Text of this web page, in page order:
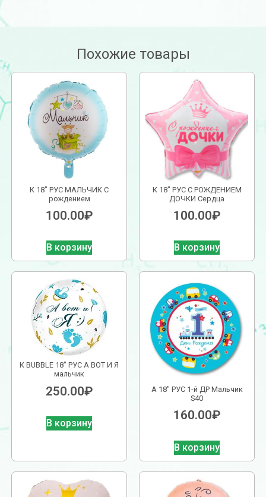
Похожие товары
К 18″ РУС МАЛЬЧИК С
рождением
100.00₽
В корзину
К 18″ РУС С РОЖДЕНИЕМ
ДОЧКИ Сердца
100.00₽
В корзину
К BUBBLE 18″ РУС А ВОТ И Я
мальчик
250.00₽
В корзину
А 18″ РУС 1-й ДР Мальчик
S40
160.00₽
В корзину